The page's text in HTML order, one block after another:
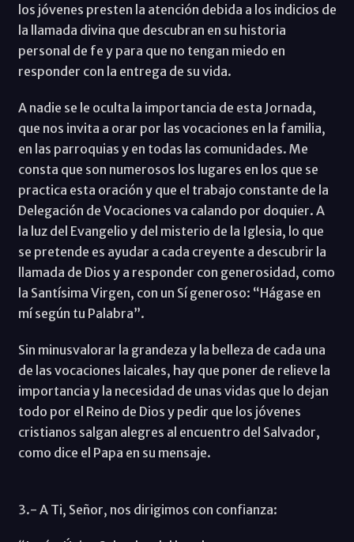
los jóvenes presten la atención debida a los indicios de
la llamada divina que descubran en su historia
personal de fe y para que no tengan miedo en
responder con la entrega de su vida.
A nadie se le oculta la importancia de esta Jornada,
que nos invita a orar por las vocaciones en la familia,
en las parroquias y en todas las comunidades. Me
consta que son numerosos los lugares en los que se
practica esta oración y que el trabajo constante de la
Delegación de Vocaciones va calando por doquier. A
la luz del Evangelio y del misterio de la Iglesia, lo que
se pretende es ayudar a cada creyente a descubrir la
llamada de Dios y a responder con generosidad, como
la Santísima Virgen, con un Sí generoso: “Hágase en
mí según tu Palabra”.
Sin minusvalorar la grandeza y la belleza de cada una
de las vocaciones laicales, hay que poner de relieve la
importancia y la necesidad de unas vidas que lo dejan
todo por el Reino de Dios y pedir que los jóvenes
cristianos salgan alegres al encuentro del Salvador,
como dice el Papa en su mensaje.
3.- A Ti, Señor, nos dirigimos con confianza: